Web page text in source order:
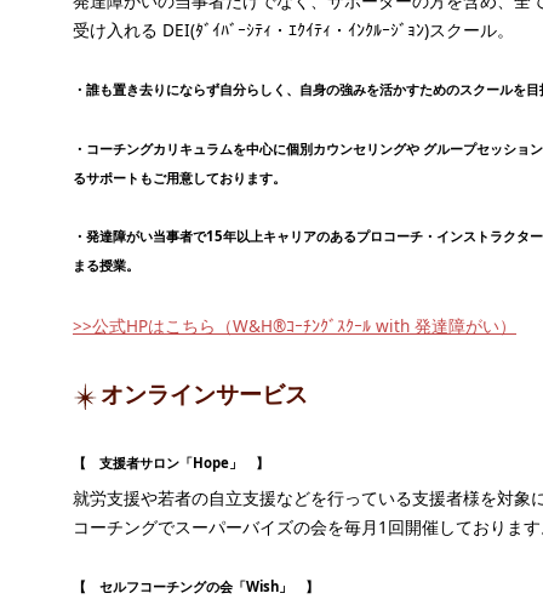
受け入れる DEI(ﾀﾞｲﾊﾞｰｼﾃｨ・ｴｸｲﾃｨ・ｲﾝｸﾙｰｼﾞｮﾝ)スクール。
・誰も置き去りにならず自分らしく、自身の強みを活かすためのスクールを
・コーチングカリキュラムを中心に個別カウンセリングや グループセッショ
るサポートもご用意しております。
・発達障がい当事者で15年以上キャリアのあるプロコーチ・インストラクタ
まる授業。
>>公式HPはこちら（W&H®ｺｰﾁﾝｸﾞｽｸｰﾙ with 発達障がい）
オンラインサービス
【 支援者サロン「Hope」 】
就労支援や若者の自立支援などを行っている支援者様を対象
コーチングでスーパーバイズの会を毎月1回開催しておりま
【 セルフコーチングの会「Wish」 】